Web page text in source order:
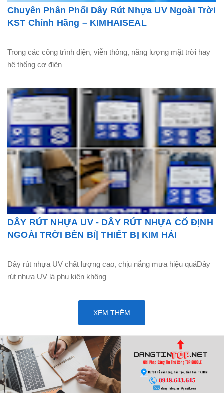
Chuyên Phân Phối Dây Rút Nhựa UV Ngoài Trời
KST Chính Hãng – KIMHAISEAL
Trong các công trình điện, viễn thông, năng lượng mặt trời hay
hệ thống cơ điện
DÂY RÚT NHỰA UV - DÂY RÚT NHỰA CỐ ĐỊNH
NGOÀI TRỜI BỀN BỈ| THIẾT BỊ KIM HẢI
Dây rút nhựa UV chất lượng cao, chịu nắng mưa hiệu quảDây
rút nhựa UV là phụ kiện không
XEM THÊM